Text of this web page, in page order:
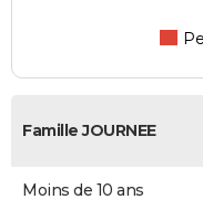
Famille JOURNEE
Moins de 10 ans